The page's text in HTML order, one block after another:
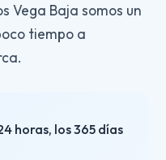
Vega Baja somos un
tiempo a
horas, los 365 días